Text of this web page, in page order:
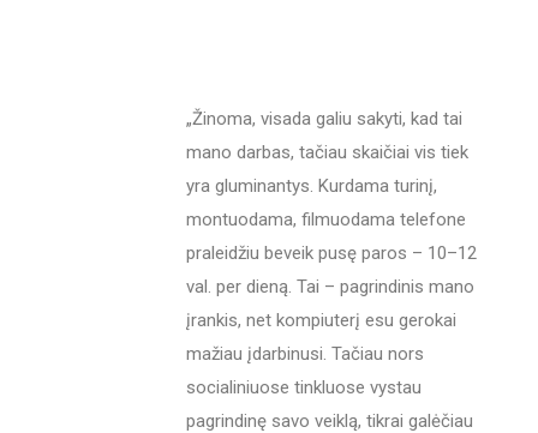
„Žinoma, visada galiu sakyti, kad tai
mano darbas, tačiau skaičiai vis tiek
yra gluminantys. Kurdama turinį,
montuodama, filmuodama telefone
praleidžiu beveik pusę paros – 10–12
val. per dieną. Tai – pagrindinis mano
įrankis, net kompiuterį esu gerokai
mažiau įdarbinusi. Tačiau nors
socialiniuose tinkluose vystau
pagrindinę savo veiklą, tikrai galėčiau